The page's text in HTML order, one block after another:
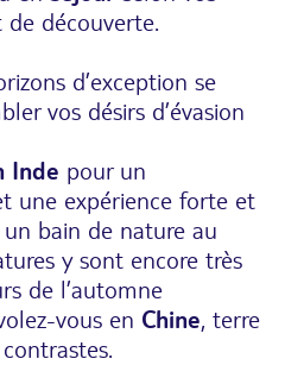
découverte.
d’exception se
vos désirs d’évasion
Inde pour un
une expérience forte et
bain de nature au
y sont encore très
de l’automne
vous en Chine, terre